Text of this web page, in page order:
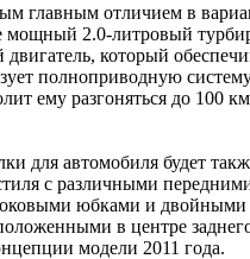
главным отличием в
мощный 2.0-литровый
который
полноприводную
ему разгоняться до 100
для автомобиля будет
с различными
юбками и
в центре
модели 2011 года.